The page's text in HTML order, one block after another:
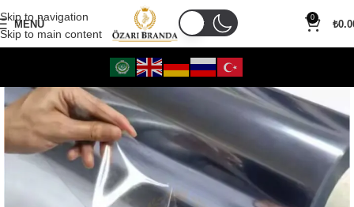
Skip to navigation
Skip to main content
MENÜ
0
₺